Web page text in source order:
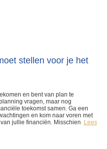
stellen voor je het
en bent van plan te
vragen, maar nog
toekomst samen. Ga een
en kom naar voren met
jullie financiën. Misschien
Lees